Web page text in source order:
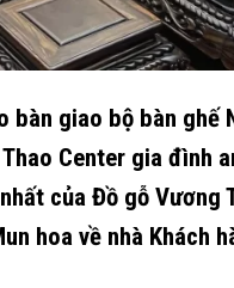
giao bộ bàn ghế
Center gia đình
của Đồ gỗ
hoa về nhà Khách